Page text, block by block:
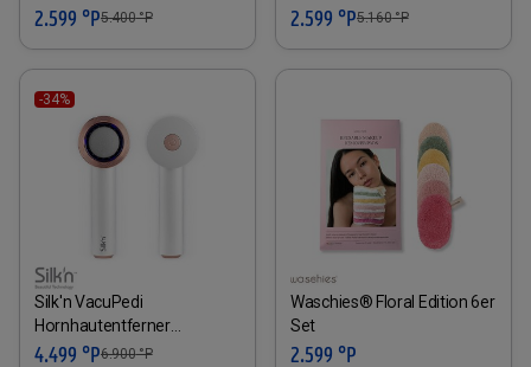
2.599 °P5.400°P 2.599 °P5.160°P
-34%
Silk'n VacuPedi
Hornhautentferner
(Rosegold)
4.499 °P6.900°P
Waschies® Floral Edition 6er
Set
2.599 °P